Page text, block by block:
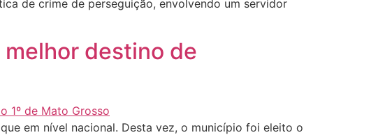
de crime de perseguição, envolvendo um servidor
melhor destino de
em nível nacional. Desta vez, o município foi eleito o